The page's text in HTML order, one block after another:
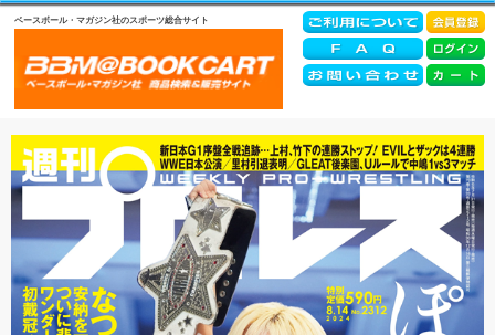
ベースボール・マガジン社のスポーツ総合サイト